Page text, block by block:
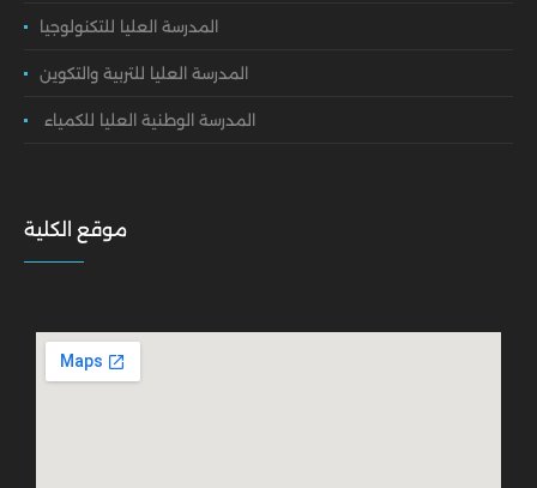
المدرسة العليا للتكنولوجيا
المدرسة العليا للتربية والتكوين
المدرسة الوطنية العليا للكمياء
موقع الكلية